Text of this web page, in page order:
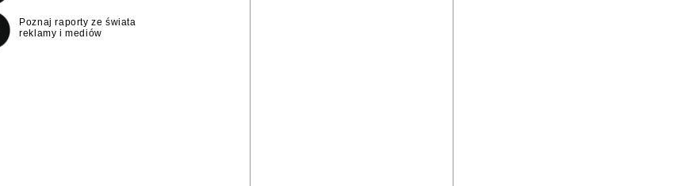
Poznaj raporty ze świata
reklamy i mediów